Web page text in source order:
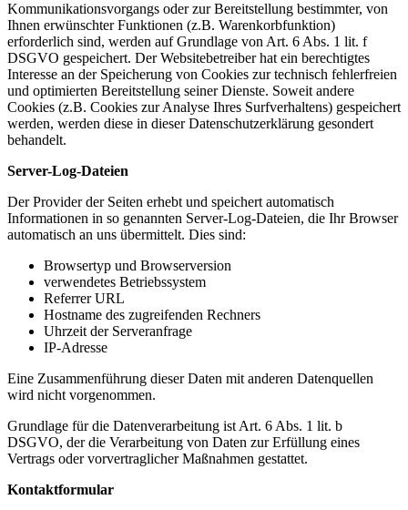
Kommunikationsvorgangs oder zur Bereitstellung bestimmter, von
Ihnen erwünschter Funktionen (z.B. Warenkorbfunktion)
erforderlich sind, werden auf Grundlage von Art. 6 Abs. 1 lit. f
DSGVO gespeichert. Der Websitebetreiber hat ein berechtigtes
Interesse an der Speicherung von Cookies zur technisch fehlerfreien
und optimierten Bereitstellung seiner Dienste. Soweit andere
Cookies (z.B. Cookies zur Analyse Ihres Surfverhaltens) gespeichert
werden, werden diese in dieser Datenschutzerklärung gesondert
behandelt.
Server-Log-Dateien
Der Provider der Seiten erhebt und speichert automatisch
Informationen in so genannten Server-Log-Dateien, die Ihr Browser
automatisch an uns übermittelt. Dies sind:
Browsertyp und Browserversion
verwendetes Betriebssystem
Referrer URL
Hostname des zugreifenden Rechners
Uhrzeit der Serveranfrage
IP-Adresse
Eine Zusammenführung dieser Daten mit anderen Datenquellen
wird nicht vorgenommen.
Grundlage für die Datenverarbeitung ist Art. 6 Abs. 1 lit. b
DSGVO, der die Verarbeitung von Daten zur Erfüllung eines
Vertrags oder vorvertraglicher Maßnahmen gestattet.
Kontaktformular